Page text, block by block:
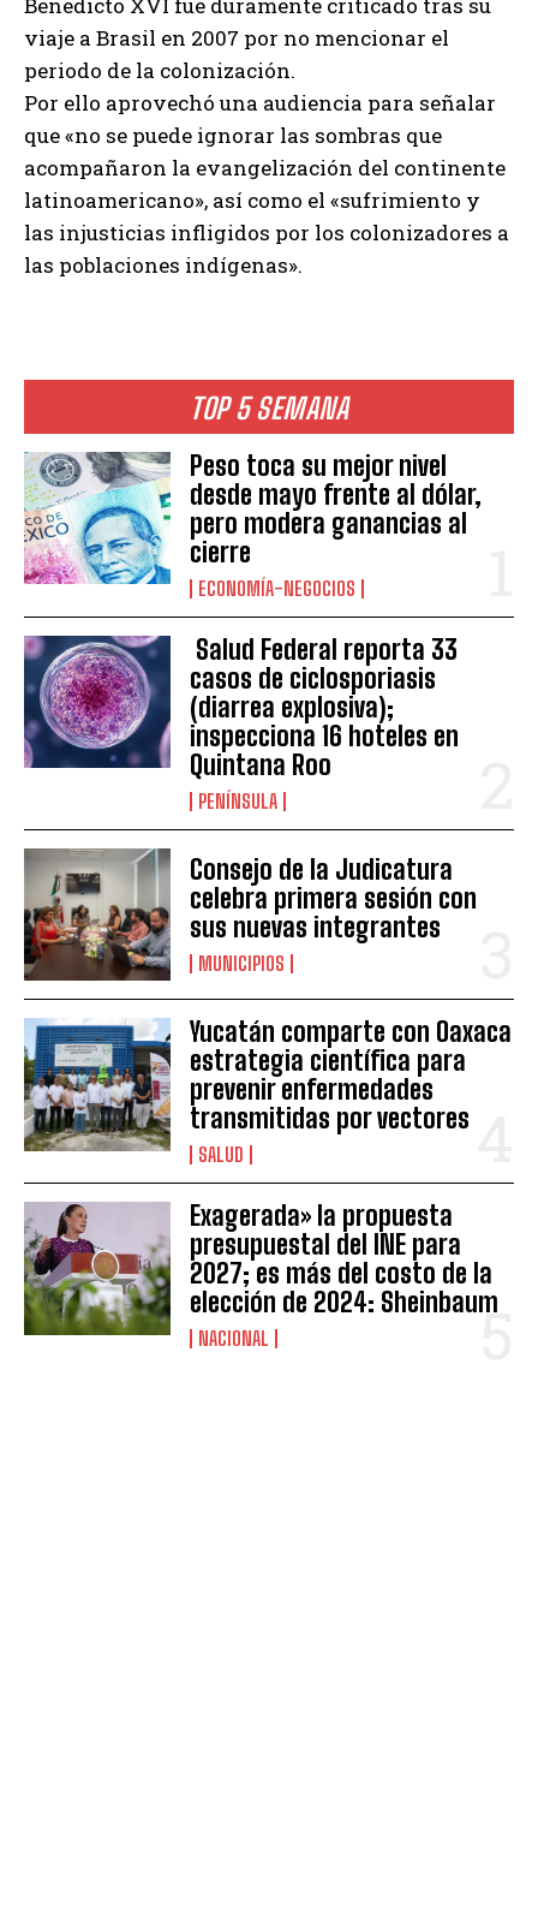
TOP 5 SEMANA
Peso toca su mejor nivel
desde mayo frente al dólar,
pero modera ganancias al
cierre
ECONOMÍA-NEGOCIOS
Salud Federal reporta 33
casos de ciclosporiasis
(diarrea explosiva);
inspecciona 16 hoteles en
Quintana Roo
PENÍNSULA
Consejo de la Judicatura
celebra primera sesión con
sus nuevas integrantes
MUNICIPIOS
Yucatán comparte con Oaxaca
estrategia científica para
prevenir enfermedades
transmitidas por vectores
SALUD
Exagerada» la propuesta
presupuestal del INE para
2027; es más del costo de la
elección de 2024: Sheinbaum
NACIONAL
Benedicto XVI fue duramente criticado tras su
viaje a Brasil en 2007 por no mencionar el
periodo de la colonización.
Por ello aprovechó una audiencia para señalar
que «no se puede ignorar las sombras que
acompañaron la evangelización del continente
latinoamericano», así como el «sufrimiento y
las injusticias infligidos por los colonizadores a
las poblaciones indígenas».